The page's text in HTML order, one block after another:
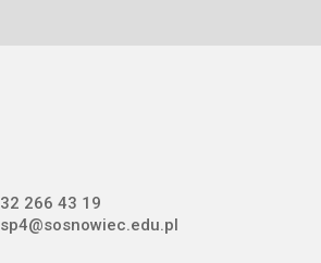
32 266 43 19
sp4@sosnowiec.edu.pl